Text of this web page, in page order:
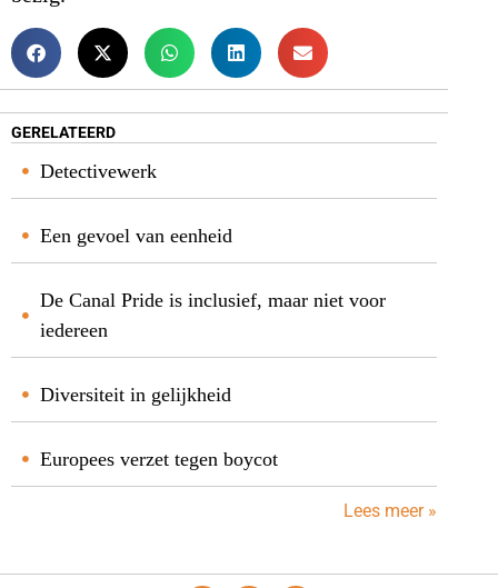
GERELATEERD
Detectivewerk
Een gevoel van eenheid
De Canal Pride is inclusief, maar niet voor
iedereen
Diversiteit in gelijkheid
Europees verzet tegen boycot
Lees meer »